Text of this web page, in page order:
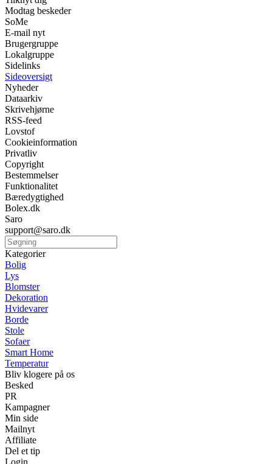
Modtag beskeder
SoMe
E-mail nyt
Brugergruppe
Lokalgruppe
Sidelinks
Sideoversigt
Nyheder
Dataarkiv
Skrivehjørne
RSS-feed
Lovstof
Cookieinformation
Privatliv
Copyright
Bestemmelser
Funktionalitet
Bæredygtighed
Bolex.dk
Saro
support@saro.dk
Kategorier
Bolig
Lys
Blomster
Dekoration
Hvidevarer
Borde
Stole
Sofaer
Smart Home
Temperatur
Bliv klogere på os
Besked
PR
Kampagner
Min side
Mailnyt
Affiliate
Del et tip
Login